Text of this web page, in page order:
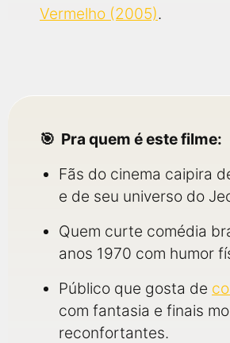
Vermelho (2005).
Pra quem é este filme:
Fãs do cinema caipira
e de seu universo do
Quem curte comédia
anos 1970 com humor
Público que gosta de
com fantasia e finais
reconfortantes.